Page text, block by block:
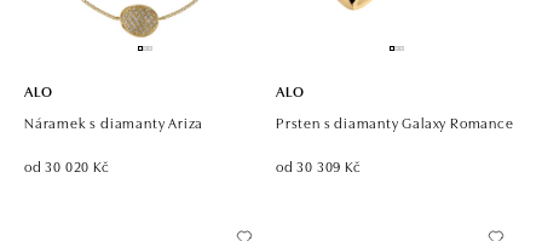
ALO
Náramek s diamanty Ariza
od 30 020 Kč
ALO
Prsten s diamanty Galaxy Romance
od 30 309 Kč